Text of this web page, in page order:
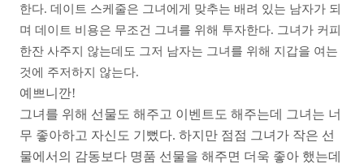
한다. 데이트 스케줄은 그녀에게 맞추는 배려 있는 남자가 되
며 데이트 비용은 무조건 그녀를 위해 투자한다. 그녀가 커피
한잔 사주지 않는데도 그저 남자는 그녀를 위해 지갑을 여는
것에 주저하지 않는다.
예쁘니깐!
그녀를 위해 선물도 해주고 이벤트도 해주는데 그녀는 너
무 좋아하고 자신도 기뻤다. 하지만 점점 그녀가 작은 선
물에서의 감동보다 명품 선물을 해주면 더욱 좋아 했는데